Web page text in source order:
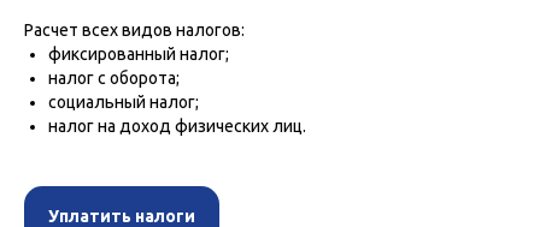
Расчет всех видов налогов:
фиксированный налог;
налог с оборота;
социальный налог;
налог на доход физических лиц.
Уплатить налоги